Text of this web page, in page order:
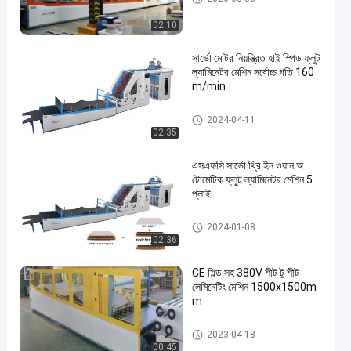
02:10
02:35
সার্ভো মোটর নিয়ন্ত্রিত হাই স্পিড ফ্লুট
ল্যামিনেটর মেশিন সর্বোচ্চ গতি 160
m/min
উচ্চ গতির বাঁশি ল্যামিনেটর মেশিন
2024-04-11
02:36
এসএফসি সার্ভো থ্রি ইন ওয়ান অ
টোমেটিক ফ্লুট ল্যামিনেটর মেশিন 5
প্লাই
লিথো ল্যামিনেটর
2024-01-08
00:45
CE শিল্ড সহ 380V শীট টু শীট
লেমিনেটিং মেশিন 1500x1500m
m
শীট টু শীট লেমিনেটিং মেশিন
2023-04-18